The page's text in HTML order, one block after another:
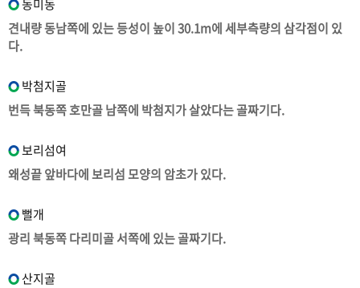
동미동
견내량 동남쪽에 있는 등성이 높이 30.1m에 세부측량의 삼각점이 있
다.
박첨지골
번득 북동쪽 호만골 남쪽에 박첨지가 살았다는 골짜기다.
보리섬여
왜성끝 앞바다에 보리섬 모양의 암초가 있다.
뻘개
광리 북동쪽 다리미골 서쪽에 있는 골짜기다.
산지골